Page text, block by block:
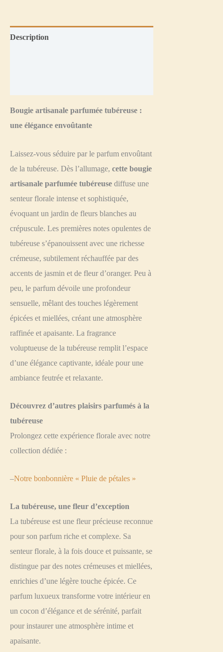
Description
Bougie artisanale parfumée tubéreuse :
une élégance envoûtante
Laissez-vous séduire par le parfum envoûtant
de la tubéreuse. Dès l’allumage, cette bougie
artisanale parfumée tubéreuse diffuse une
senteur florale intense et sophistiquée,
évoquant un jardin de fleurs blanches au
crépuscule. Les premières notes opulentes de
tubéreuse s’épanouissent avec une richesse
crémeuse, subtilement réchauffée par des
accents de jasmin et de fleur d’oranger. Peu à
peu, le parfum dévoile une profondeur
sensuelle, mêlant des touches légèrement
épicées et miellées, créant une atmosphère
raffinée et apaisante. La fragrance
voluptueuse de la tubéreuse remplit l’espace
d’une élégance captivante, idéale pour une
ambiance feutrée et relaxante.
Découvrez d’autres plaisirs parfumés à la
tubéreuse
Prolongez cette expérience florale avec notre
collection dédiée :
–Notre bonbonnière « Pluie de pétales »
La tubéreuse, une fleur d’exception
La tubéreuse est une fleur précieuse reconnue
pour son parfum riche et complexe. Sa
senteur florale, à la fois douce et puissante, se
distingue par des notes crémeuses et miellées,
enrichies d’une légère touche épicée. Ce
parfum luxueux transforme votre intérieur en
un cocon d’élégance et de sérénité, parfait
pour instaurer une atmosphère intime et
apaisante.